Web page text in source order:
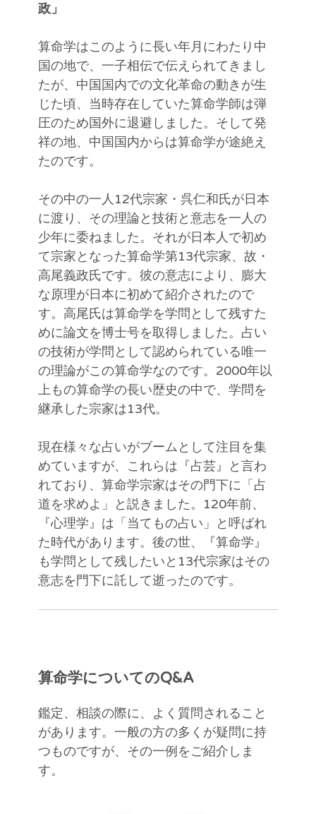
政」
算命学はこのように長い年月にわたり中
国の地で、一子相伝で伝えられてきまし
たが、中国国内での文化革命の動きが生
じた頃、当時存在していた算命学師は弾
圧のため国外に退避しました。そして発
祥の地、中国国内からは算命学が途絶え
たのです。
その中の一人12代宗家・呉仁和氏が日本
に渡り、その理論と技術と意志を一人の
少年に委ねました。それが日本人で初め
て宗家となった算命学第13代宗家、故・
高尾義政氏です。彼の意志により、膨大
な原理が日本に初めて紹介されたので
す。高尾氏は算命学を学問として残すた
めに論文を博士号を取得しました。占い
の技術が学問として認められている唯一
の理論がこの算命学なのです。2000年以
上もの算命学の長い歴史の中で、学問を
継承した宗家は13代。
現在様々な占いがブームとして注目を集
めていますが、これらは『占芸』と言わ
れており、算命学宗家はその門下に「占
道を求めよ」と説きました。120年前、
『心理学』は「当てもの占い」と呼ばれ
た時代があります。後の世、『算命学』
も学問として残したいと13代宗家はその
意志を門下に託して逝ったのです。
算命学についてのQ&A
鑑定、相談の際に、よく質問されること
があります。一般の方の多くが疑問に持
つものですが、その一例をご紹介しま
す。